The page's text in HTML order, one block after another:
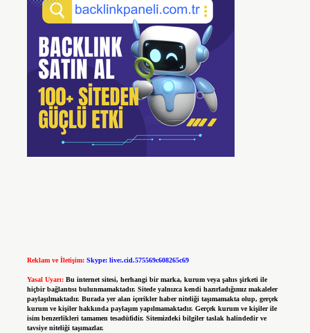
Reklam ve İletişim: Skype: live:.cid.575569c608265c69
Yasal Uyarı: Bu internet sitesi, herhangi bir marka, kurum veya şahıs şirketi ile
hiçbir bağlantısı bulunmamaktadır. Sitede yalnızca kendi hazırladığımız makaleler
paylaşılmaktadır. Burada yer alan içerikler haber niteliği taşımamakta olup, gerçek
kurum ve kişiler hakkında paylaşım yapılmamaktadır. Gerçek kurum ve kişiler ile
isim benzerlikleri tamamen tesadüfidir. Sitemizdeki bilgiler taslak halindedir ve
tavsiye niteliği taşımazlar.